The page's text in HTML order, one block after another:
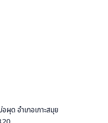
ด อำเภอเกาะสมุย